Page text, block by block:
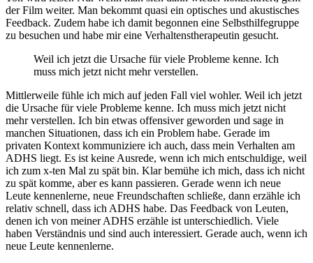
der Film weiter. Man bekommt quasi ein optisches und akustisches
Feedback. Zudem habe ich damit begonnen eine Selbsthilfegruppe
zu besuchen und habe mir eine Verhaltenstherapeutin gesucht.
Weil ich jetzt die Ursache für viele Probleme kenne. Ich
muss mich jetzt nicht mehr verstellen.
Mittlerweile fühle ich mich auf jeden Fall viel wohler. Weil ich jetzt
die Ursache für viele Probleme kenne. Ich muss mich jetzt nicht
mehr verstellen. Ich bin etwas offensiver geworden und sage in
manchen Situationen, dass ich ein Problem habe. Gerade im
privaten Kontext kommuniziere ich auch, dass mein Verhalten am
ADHS liegt. Es ist keine Ausrede, wenn ich mich entschuldige, weil
ich zum x-ten Mal zu spät bin. Klar bemühe ich mich, dass ich nicht
zu spät komme, aber es kann passieren. Gerade wenn ich neue
Leute kennenlerne, neue Freundschaften schließe, dann erzähle ich
relativ schnell, dass ich ADHS habe. Das Feedback von Leuten,
denen ich von meiner ADHS erzähle ist unterschiedlich. Viele
haben Verständnis und sind auch interessiert. Gerade auch, wenn ich
neue Leute kennenlerne.